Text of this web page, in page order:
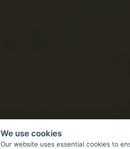
We use cookies
Our website uses essential cookies to